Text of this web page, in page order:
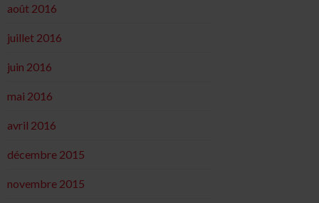
août 2016
juillet 2016
juin 2016
mai 2016
avril 2016
décembre 2015
novembre 2015